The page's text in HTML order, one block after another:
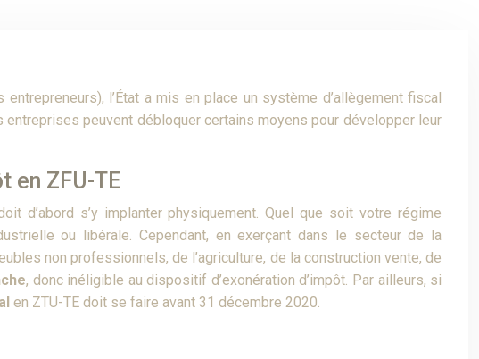
l’État a mis en place un système d’allègement fiscal
peuvent débloquer certains moyens pour développer leur
en ZFU-TE
d’abord s’y implanter physiquement. Quel que soit votre régime
ou libérale. Cependant, en exerçant dans le secteur de la
non professionnels, de l’agriculture, de la construction vente, de
, donc inéligible au dispositif d’exonération d’impôt. Par ailleurs, si
en ZTU-TE doit se faire avant 31 décembre 2020.